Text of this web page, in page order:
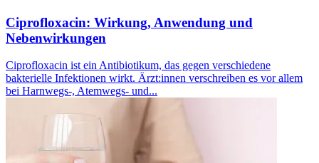
Ciprofloxacin: Wirkung, Anwendung und
Nebenwirkungen
Ciprofloxacin ist ein Antibiotikum, das gegen verschiedene
bakterielle Infektionen wirkt. Ärzt:innen verschreiben es vor allem
bei Harnwegs-, Atemwegs- und...